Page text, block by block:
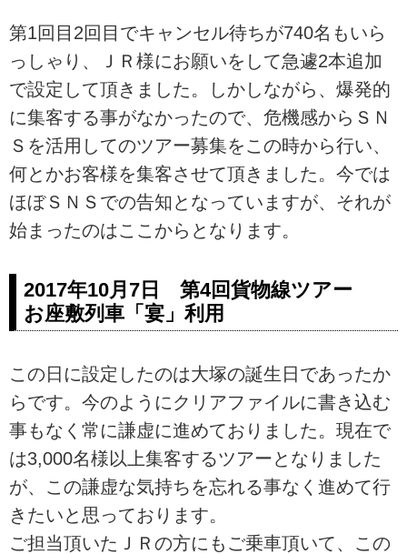
第1回目2回目でキャンセル待ちが740名もいら
っしゃり、ＪＲ様にお願いをして急遽2本追加
で設定して頂きました。しかしながら、爆発的
に集客する事がなかったので、危機感からＳＮ
Ｓを活用してのツアー募集をこの時から行い、
何とかお客様を集客させて頂きました。今では
ほぼＳＮＳでの告知となっていますが、それが
始まったのはここからとなります。
2017年10月7日 第4回貨物線ツアー
お座敷列車「宴」利用
この日に設定したのは大塚の誕生日であったか
らです。今のようにクリアファイルに書き込む
事もなく常に謙虚に進めておりました。現在で
は3,000名様以上集客するツアーとなりました
が、この謙虚な気持ちを忘れる事なく進めて行
きたいと思っております。
ご担当頂いたＪＲの方にもご乗車頂いて、この